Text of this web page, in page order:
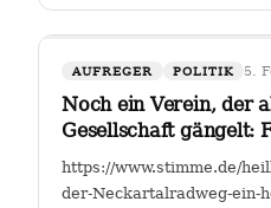
AUFREGER POLITIK 5.
Noch ein Verein, der
Gesellschaft gängelt:
https://www.stimme.de/
der-Neckartalradweg-ein-